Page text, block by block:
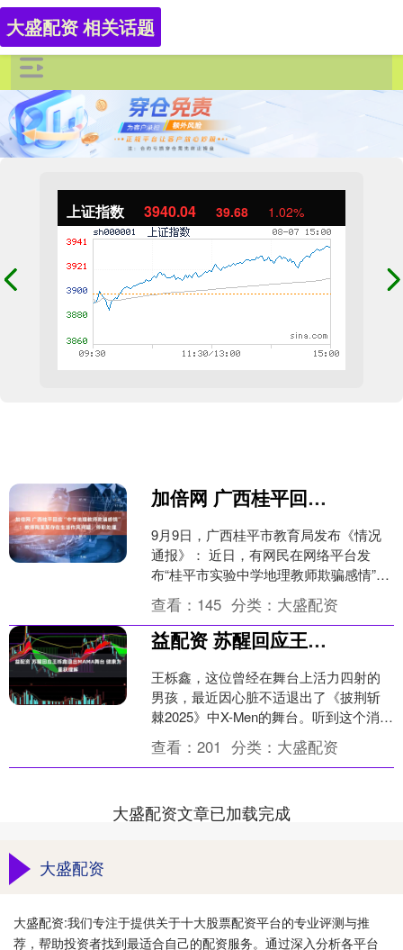
上证指数 3940.04 39.68 1.02%
大盛配资 相关话题
加倍网 广西桂平回应“中学地理教师欺骗感情”：教师陶某某存在生活作风问题，停职处理
9月9日，广西桂平市教育局发布《情况
通报》： 近日，有网民在网络平台发
布“桂平市实验中学地理教师欺骗感情”的
相关信息，我局高度重视，迅速派出工
作组进行核查。经核....
查看： 145 分类： 大盛配资
益配资 苏醒回应王栎鑫退出MAMA舞台 健康为重获理解
王栎鑫，这位曾经在舞台上活力四射的
男孩，最近因心脏不适退出了《披荆斩
棘2025》中X-Men的舞台。听到这个消
息，不少粉丝表示心疼，但大家都理解
他为了身体健康做....
查看：201 分类： 大盛配资
大盛配资文章已加载完成
大盛配资
大盛配资:我们专注于提供关于十大股票配资平台的专业评测与推
荐，帮助投资者找到最适合自己的配资服务。通过深入分析各平台